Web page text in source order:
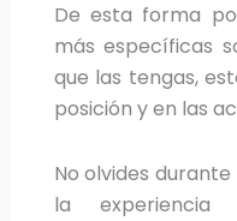
De esta forma
más específicas
que las tengas,
posición y en las
No olvides
la experiencia